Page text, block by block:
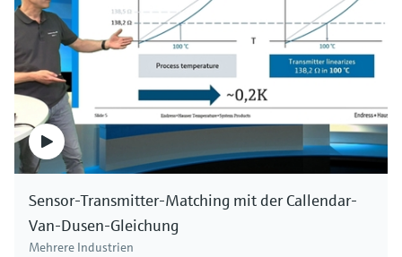
Sensor-Transmitter-Matching mit der Callendar-
Van-Dusen-Gleichung
Mehrere Industrien